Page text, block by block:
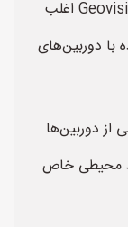
5. **سازگاری با نرم‌افزارهای مدیریت:** Geovision اغلب
با دوربین‌های
از دوربین‌ها
محیطی خاص